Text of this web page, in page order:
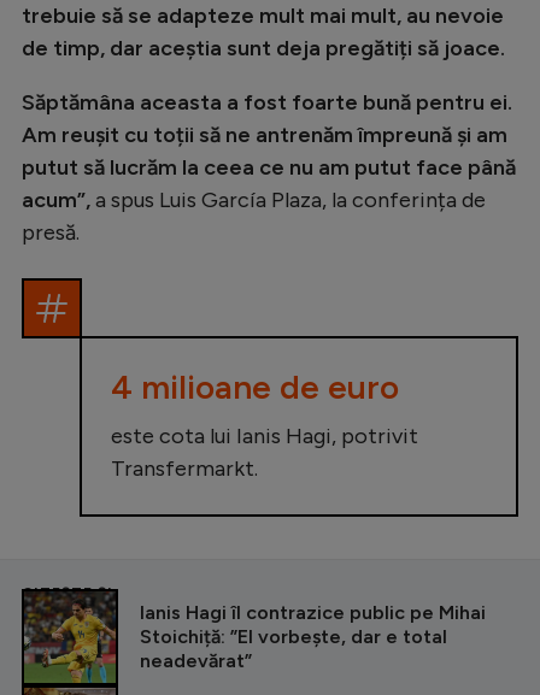
trebuie să se adapteze mult mai mult, au nevoie
de timp, dar aceștia sunt deja pregătiți să joace.
Săptămâna aceasta a fost foarte bună pentru ei.
Am reușit cu toții să ne antrenăm împreună și am
putut să lucrăm la ceea ce nu am putut face până
acum”,a spus Luis García Plaza, la conferința de
presă.
4 milioane de euro
este cota lui Ianis Hagi, potrivit
Transfermarkt.
CITEȘTE ȘI
Ianis Hagi îl contrazice public pe Mihai
Stoichiță: ”El vorbește, dar e total
neadevărat”